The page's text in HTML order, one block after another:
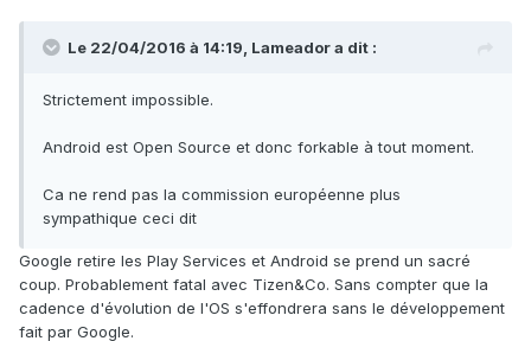
Le 22/04/2016 à 14:19, Lameador a dit :
Strictement impossible.
Android est Open Source et donc forkable à tout moment.
Ca ne rend pas la commission européenne plus
sympathique ceci dit
Google retire les Play Services et Android se prend un sacré
coup. Probablement fatal avec Tizen&Co. Sans compter que la
cadence d'évolution de l'OS s'effondrera sans le développement
fait par Google.